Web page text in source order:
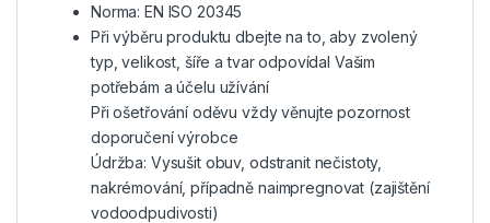
Norma: EN ISO 20345
Při výběru produktu dbejte na to, aby zvolený
typ, velikost, šíře a tvar odpovídal Vašim
potřebám a účelu užívání
Při ošetřování oděvu vždy věnujte pozornost
doporučení výrobce
Údržba: Vysušit obuv, odstranit nečistoty,
nakrémování, případně naimpregnovat (zajištění
vodoodpudivosti)